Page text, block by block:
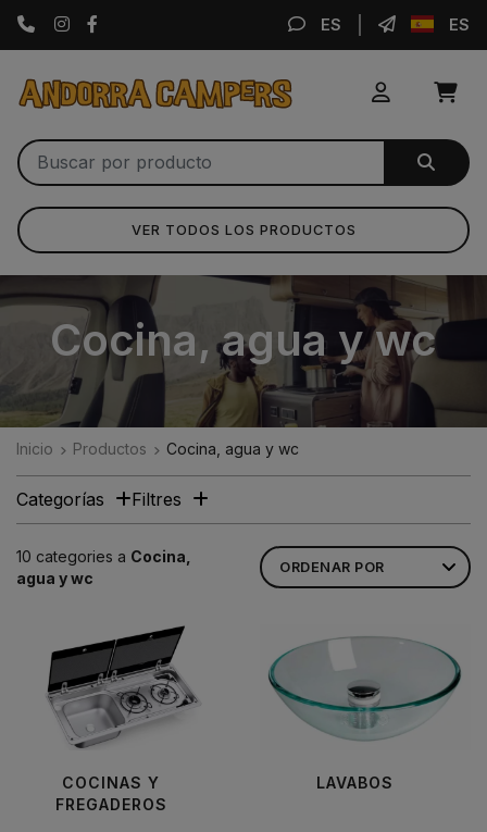
Instagram ES ES
VER TODOS LOS PRODUCTOS
Cocina, agua y wc
Inicio Productos Cocina, agua y wc
10 categories a Cocina,
agua y wc
COCINAS Y
FREGADEROS
LAVABOS
Categorías Filtres